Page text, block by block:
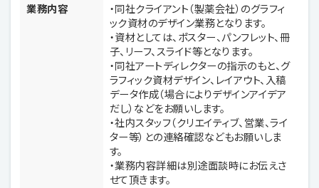
業務内容
・同社クライアント（製薬会社）のグラフィ
ック資材のデザイン業務となります。
・資材としては、ポスター、パンフレット、冊
子、リーフ、スライド等となります。
・同社アートディレクターの指示のもと、グ
ラフィック資材デザイン、レイアウト、入稿
データ作成（場合によりデザインアイデア
だし）などをお願いします。
・社内スタッフ（クリエイティブ、営業、ライ
ター等）との連絡確認などもお願いしま
す。
・業務内容詳細は別途面談時にお伝えさ
せて頂きます。